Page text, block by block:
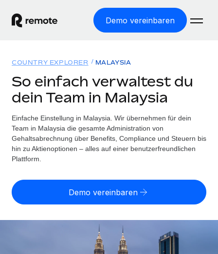
Demo vereinbaren
WELTWEITE BESCHÄFTIGUNG
Globale Payroll
Einfache, rechtssicher Payroll
Employer of Record
Weltweites Wachstum ohne Kosten für Niederlassungen
Contractor of Record
Rechtssichere, weltweite Arbeit mit Freelancer:innen
Globales Onboarding und Verwalten von
Lösungen
WELTWEITE ABDECKUNG
Country Explorer
Länderspezifische Unterstützung bei der Einstellung
Einfache Einstellung in allen US-Bundesstaaten
Ressourcen
TOOLS UND RECHNER
Scheinselbstständigkeitsrisiko berechnen
Personalkostenrechner
Gesamtbeschäftigungskosten
Honorarzahlungen berechnen
Preise
Anmelden
COUNTRY EXPLORER MALAYSIA
So einfach verwaltest du
dein Team in Malaysia
Einfache Einstellung in Malaysia. Wir übernehmen für dein
Team in Malaysia die gesamte Administration von
Gehaltsabrechnung über Benefits, Compliance und Steuern bis
hin zu Aktienoptionen – alles auf einer benutzerfreundlichen
Plattform.
Demo vereinbaren